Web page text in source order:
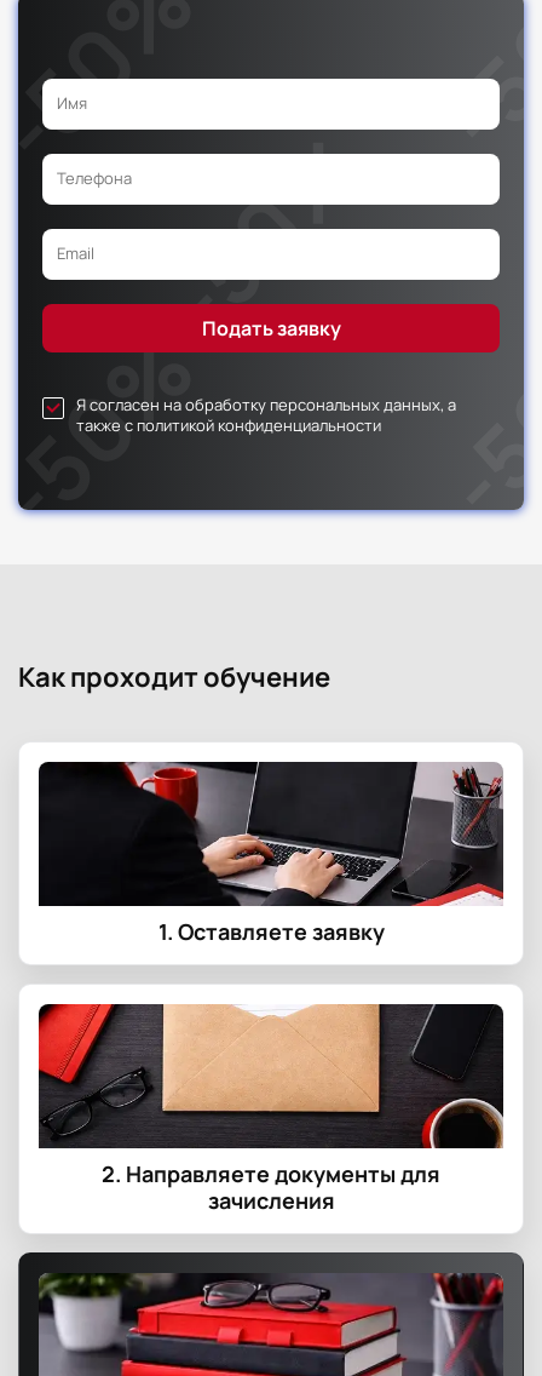
Я согласен на обработку персональных данных, а
также с политикой конфиденциальности
Как проходит обучение
1. Оставляете заявку
2. Направляете документы для
зачисления